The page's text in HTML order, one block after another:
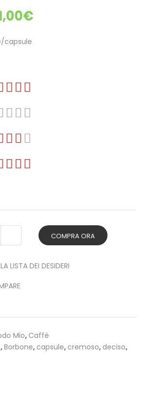
€
capsule
COMPRA ORA
LISTA DEI DESIDERI
Mio, Caffè
,Borbone, capsule, cremoso, deciso,